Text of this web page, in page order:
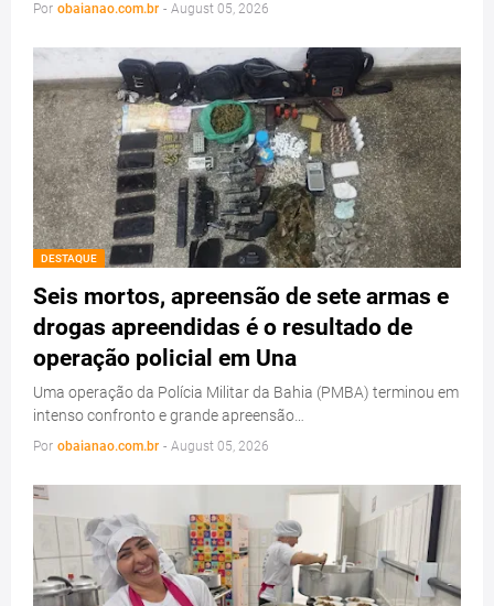
Por obaianao.com.br - August 05, 2026
DESTAQUE
Seis mortos, apreensão de sete armas e
drogas apreendidas é o resultado de
operação policial em Una
Uma operação da Polícia Militar da Bahia (PMBA) terminou em
intenso confronto e grande apreensão…
Por obaianao.com.br - August 05, 2026